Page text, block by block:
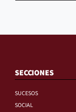
SECCIONES
SUCESOS
SOCIAL